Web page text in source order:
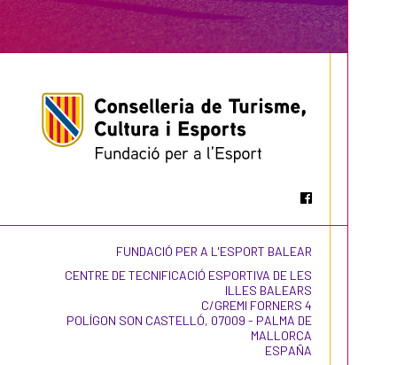
FUNDACIÓ PER A L'ESPORT BALEAR
CENTRE DE TECNIFICACIÓ ESPORTIVA DE LES
ILLES BALEARS
C/GREMI FORNERS 4
POLÍGON SON CASTELLÓ, 07009 - PALMA DE
MALLORCA
ESPAÑA